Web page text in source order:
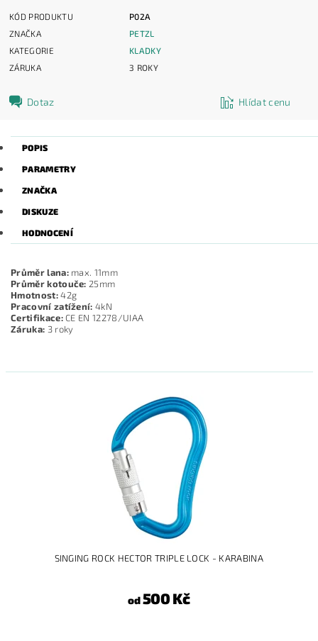
KÓD PRODUKTU
P02A
ZNAČKA
PETZL
KATEGORIE
KLADKY
ZÁRUKA
3 ROKY
Dotaz Hlídat cenu
POPIS
PARAMETRY
ZNAČKA
DISKUZE
HODNOCENÍ
Průměr lana:max. 11mm
Průměr kotouče: 25mm
Hmotnost:42g
Pracovní zatížení: 4kN
Certifikace:CE EN 12278/UIAA
Záruka: 3 roky
SINGING ROCK HECTOR TRIPLE LOCK - KARABINA
od500 Kč